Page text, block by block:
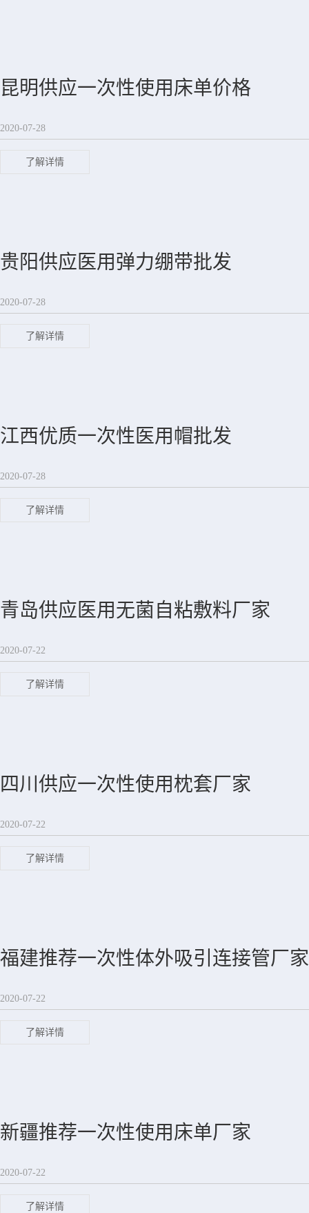
昆明供应一次性使用床单价格
2020-07-28
了解详情
贵阳供应医用弹力绷带批发
2020-07-28
了解详情
江西优质一次性医用帽批发
2020-07-28
了解详情
青岛供应医用无菌自粘敷料厂家
2020-07-22
了解详情
四川供应一次性使用枕套厂家
2020-07-22
了解详情
福建推荐一次性体外吸引连接管厂家
2020-07-22
了解详情
新疆推荐一次性使用床单厂家
2020-07-22
了解详情